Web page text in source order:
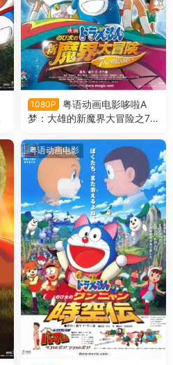
1080P
粤语动画电影哆啦A
梦：大雄的新魔界大冒险之7
雄的新魔界大冒险之7个魔法
师粤语版
粤语动画电影